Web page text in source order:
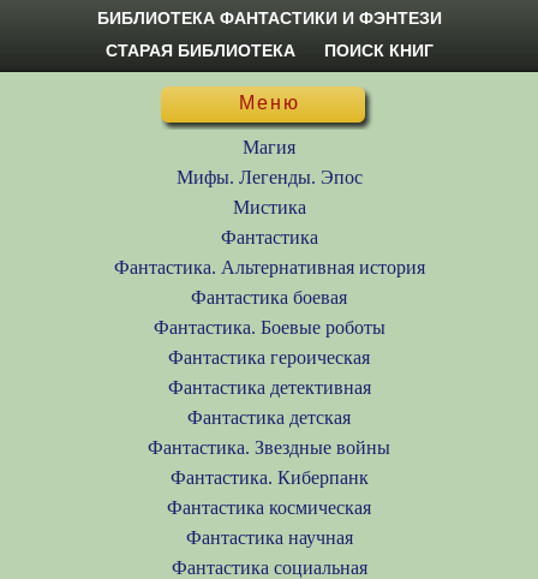
БИБЛИОТЕКА ФАНТАСТИКИ И ФЭНТЕЗИ
СТАРАЯ БИБЛИОТЕКА
ПОИСК КНИГ
Меню
Магия
Мифы. Легенды. Эпос
Мистика
Фантастика
Фантастика. Альтернативная история
Фантастика боевая
Фантастика. Боевые роботы
Фантастика героическая
Фантастика детективная
Фантастика детская
Фантастика. Звездные войны
Фантастика. Киберпанк
Фантастика космическая
Фантастика научная
Фантастика социальная